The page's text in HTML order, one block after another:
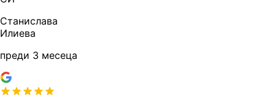
Станислава
Илиева
преди 3 месеца